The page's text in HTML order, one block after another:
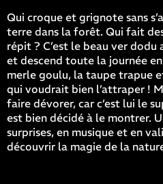
Qui croque et grignote sans
terre dans la forêt. Qui fait
répit ? C’est le beau ver
et descend toute la journée
merle goulu, la taupe trapue
qui voudrait bien l’attraper !
faire dévorer, car c’est lui le
est bien décidé à le montrer.
surprises, en musique et en
découvrir la magie de la